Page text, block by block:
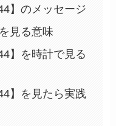
】のメッセージ
見る意味
】を時計で見る
】を見たら実践